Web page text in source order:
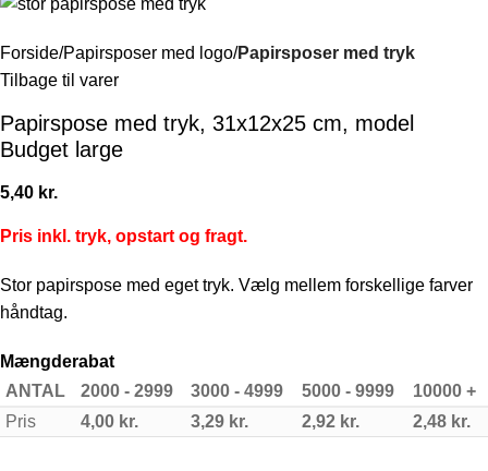
Forside Papirsposer med logo Papirsposer med tryk
Tilbage til varer
Papirspose med tryk, 31x12x25 cm, model
Budget large
5,40 kr.
Pris inkl. tryk, opstart og fragt.
Stor papirspose med eget tryk. Vælg mellem forskellige farver
håndtag.
Mængderabat
ANTAL
2000 - 2999 3000 - 4999 5000 - 9999
10000 +
Pris
4,00 kr. 3,29 kr. 2,92 kr. 2,48 kr.